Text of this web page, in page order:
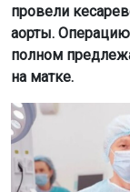
провели
аорты.
полном
на матке.